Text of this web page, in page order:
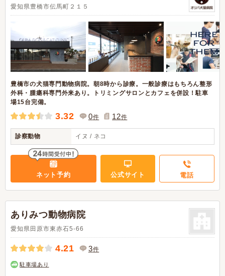
愛知県豊橋市伝馬町２１５
豊橋市の犬猫専門動物病院。朝8時から診療。一般診療はもちろん整形
外科・腫瘍科専門外来あり。トリミングサロンとカフェを併設！駐車
場15台完備。
3.32 0件 12件
診察動物 イヌ / ネコ
ネット予約 公式サイト 電話
ありみつ動物病院
愛知県田原市東赤石5-66
4.21 3件
駐車場あり